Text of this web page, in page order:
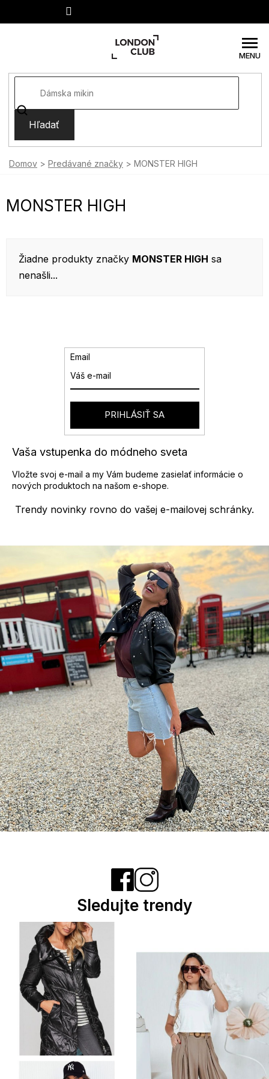
Hľadať
Domov Predávané značky MONSTER HIGH
MONSTER HIGH
Žiadne produkty značky MONSTER HIGH sa
nenašli...
Trendy novinky rovno do vašej e-mailovej schránky.
Vaša vstupenka do módneho sveta
Vložte svoj e-mail a my Vám budeme zasielať informácie o
nových produktoch na našom e-shope.
Email
PRIHLÁSIŤ SA